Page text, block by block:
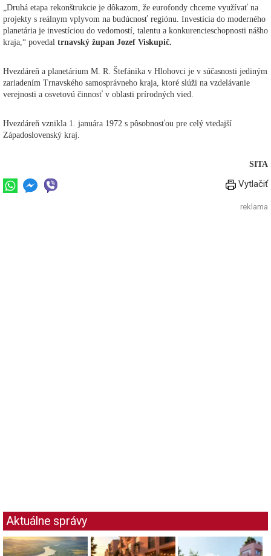
„Druhá etapa rekonštrukcie je dôkazom, že eurofondy chceme využívať na
projekty s reálnym vplyvom na budúcnosť regiónu. Investícia do moderného
planetária je investíciou do vedomostí, talentu a konkurencieschopnosti nášho
kraja,“ povedal trnavský župan Jozef Viskupič.
Hvezdáreň a planetárium M. R. Štefánika v Hlohovci je v súčasnosti jediným
zariadením Trnavského samosprávneho kraja, ktoré slúži na vzdelávanie
verejnosti a osvetovú činnosť v oblasti prírodných vied.
Hvezdáreň vznikla 1. januára 1972 s pôsobnosťou pre celý vtedajší
Západoslovenský kraj.
SITA
Vytlačiť
reklama
Aktuálne správy